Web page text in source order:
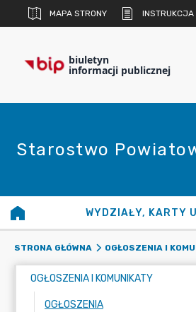
MAPA STRONY INSTRUKCJA
biuletyn
informacji publicznej
Starostwo
WYDZIAŁY, KARTY
STRONA GŁÓWNA OGŁOSZENIA I
OGŁOSZENIA I KOMUNIKATY
OGŁOSZENIA